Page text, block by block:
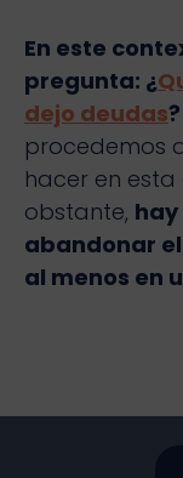
En este
pregunta: ¿
dejo deudas?
procedemos
hacer en esta
obstante,
abandonar
al menos en